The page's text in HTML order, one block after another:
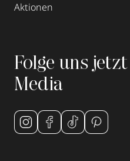
Aktionen
Folge uns
Media